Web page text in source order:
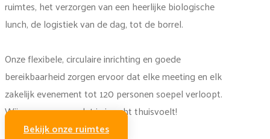
ruimtes, het verzorgen van een heerlijke biologische
lunch, de logistiek van de dag, tot de borrel.
Onze flexibele, circulaire inrichting en goede
bereikbaarheid zorgen ervoor dat elke meeting en elk
zakelijk evenement tot 120 personen soepel verloopt.
Wij zorgen ervoor dat je je echt thuisvoelt!
Bekijk onze ruimtes